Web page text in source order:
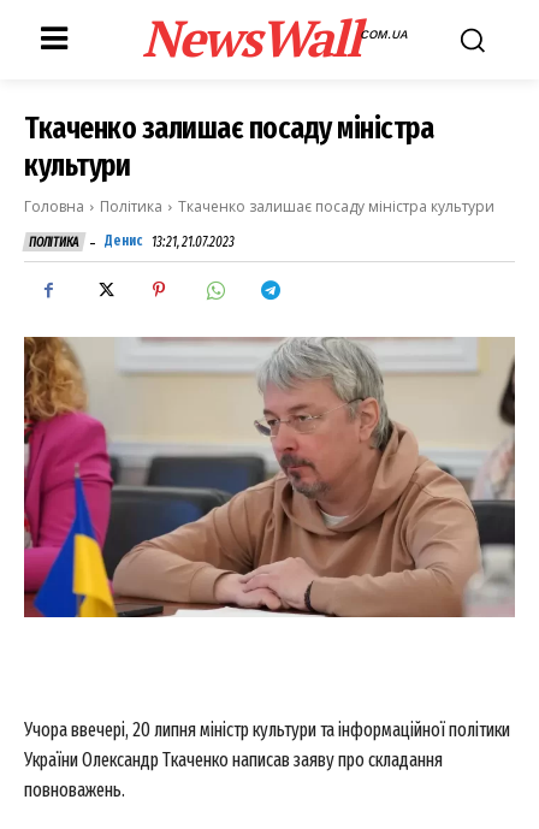
NewsWallCOM.UA
Ткаченко залишає посаду міністра
культури
Головна Політика Ткаченко залишає посаду міністра культури
ПОЛІТИКА - Денис 13:21, 21.07.2023
Учора ввечері, 20 липня міністр культури та інформаційної політики
України Олександр Ткаченко написав заяву про складання
повноважень.